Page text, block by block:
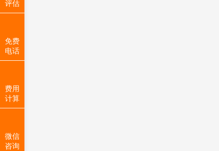
评估
免费
电话
费用
计算
微信
咨询